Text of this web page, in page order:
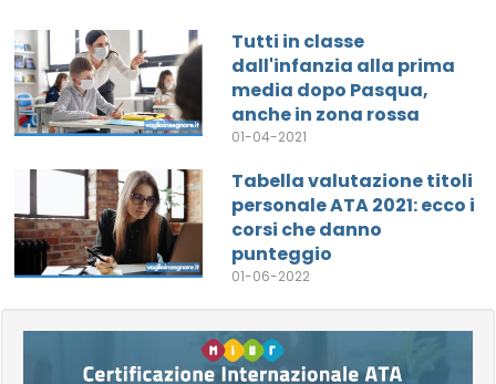
Tutti in classe
dall'infanzia alla prima
media dopo Pasqua,
anche in zona rossa
01-04-2021
Tabella valutazione titoli
personale ATA 2021: ecco i
corsi che danno
punteggio
01-06-2022